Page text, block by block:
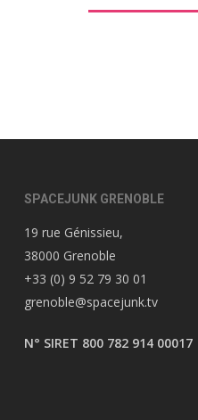
SPACEJUNK GRENOBLE
19 rue Génissieu,
38000 Grenoble
+33 (0) 9 52 79 30 01
grenoble@spacejunk.tv
N° SIRET 800 782 914 00017